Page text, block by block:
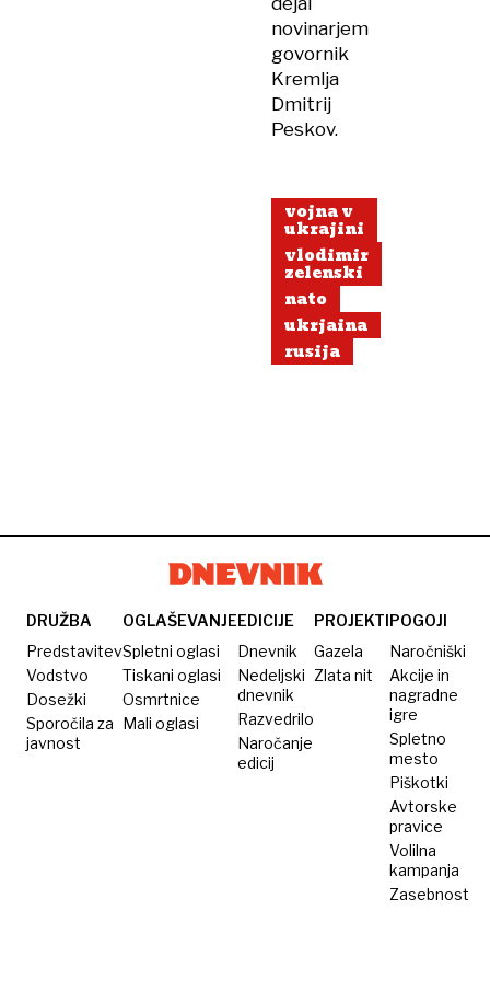
novinarjem
govornik
Kremlja
Dmitrij
Peskov.
vojna v
ukrajini
vlodimir
zelenski
nato
ukrjaina
rusija
DRUŽBA
Predstavitev
Vodstvo
Dosežki
Sporočila za
javnost
OGLAŠEVANJE
Spletni oglasi
Tiskani oglasi
Osmrtnice
Mali oglasi
EDICIJE
Dnevnik
Nedeljski
dnevnik
Razvedrilo
Naročanje
edicij
PROJEKTI
Gazela
Zlata nit
POGOJI
Naročniški
Akcije in
nagradne
igre
Spletno
mesto
Piškotki
Avtorske
pravice
Volilna
kampanja
Zasebnost